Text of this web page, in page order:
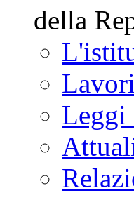
della
Leggi